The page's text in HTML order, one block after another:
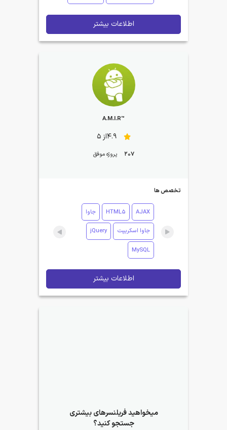
اطلاعات بیشتر
™A.M.I.R
4.9از 5
207 پروژه موفق
تخصص ها
AJAX
HTML5 جاوا
جاوا اسکریپت jQuery
MySQL
اطلاعات بیشتر
میخواهید فریلنسرهای بیشتری
جستجو کنید؟